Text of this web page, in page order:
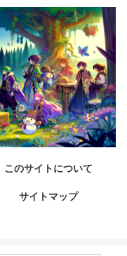
このサイトについて
サイトマップ